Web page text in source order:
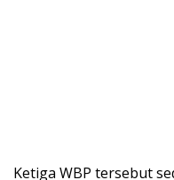
Ketiga WBP tersebut